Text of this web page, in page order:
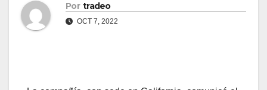
Por tradeo
OCT 7, 2022